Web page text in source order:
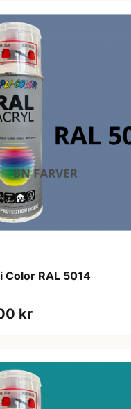
Color RAL 5014
kr